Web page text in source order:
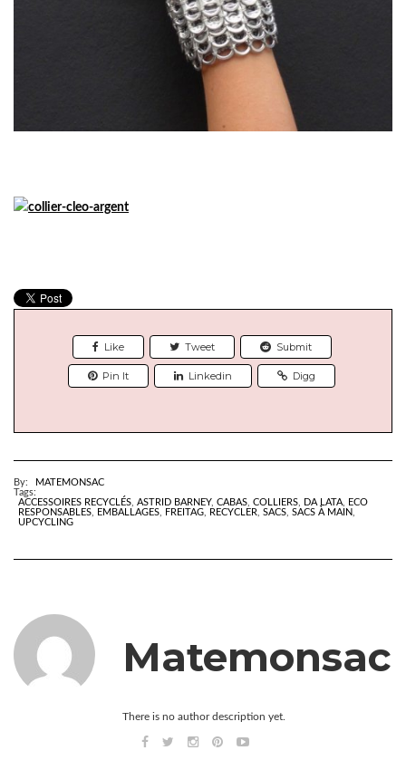
Like Tweet Submit
Pin It Linkedin Digg
By:
MATEMONSAC
Tags:
ACCESSOIRES RECYCLÉS ASTRID BARNEY, CABAS COLLIERS DA LATA
ECO
RESPONSABLES
EMBALLAGES FREITAG RECYCLER SACS SACS À MAIN
UPCYCLING
Matemonsac
There is no author description yet.